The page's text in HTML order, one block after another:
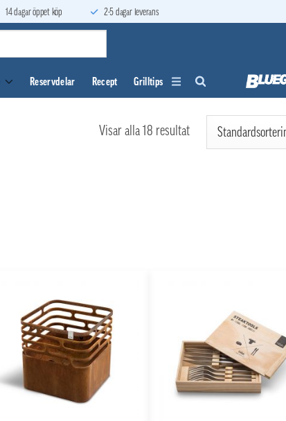
14 dagar öppet köp 2-5 dagar leverans
Reservdelar Recept Grilltips
Visar alla 18 resultat